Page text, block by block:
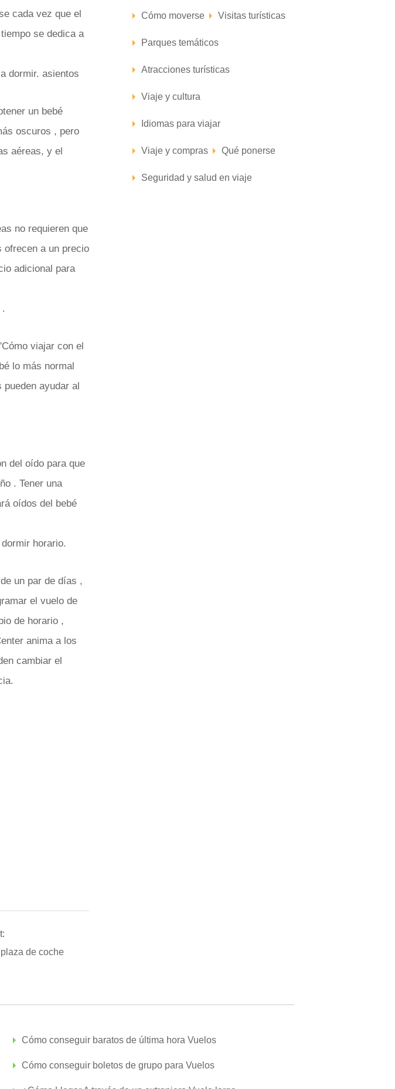
cada vez que el
se dedica a
dormir. asientos
un bebé
oscuros , pero
aéreas, y el
no requieren que
ofrecen a un precio
adicional para
.
viajar con el
lo más normal
ayudar al
del oído para que
. Tener una
oídos del bebé
horario.
un par de días ,
el vuelo de
de horario ,
anima a los
cambiar el
de coche
Cómo moverse Visitas turísticas
Parques temáticos
Atracciones turísticas
Viaje y cultura
Idiomas para viajar
Viaje y compras Qué ponerse
Seguridad y salud en viaje
Cómo conseguir baratos de última hora Vuelos
Cómo conseguir boletos de grupo para Vuelos